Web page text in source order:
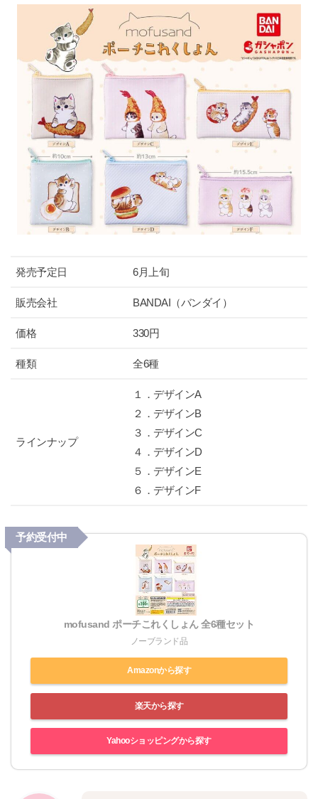
発売予定日 6月上旬
販売会社 BANDAI（バンダイ）
価格 330円
種類 全6種
ラインナップ
１．デザインA
２．デザインB
３．デザインC
４．デザインD
５．デザインE
６．デザインF
mofusand ポーチこれくしょん 全6種セット
ノーブランド品
Amazonから探す
楽天から探す
Yahooショッピングから探す
予約受付中